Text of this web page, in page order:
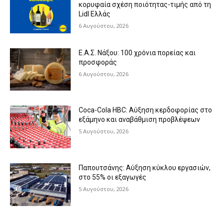
κορυφαία σχέση ποιότητας-τιμής από τη
Lidl Ελλάς
6 Αυγούστου, 2026
Ε.Α.Σ. Νάξου: 100 χρόνια πορείας και
προσφοράς
6 Αυγούστου, 2026
Coca-Cola HBC: Αύξηση κερδοφορίας στο
εξάμηνο και αναβάθμιση προβλέψεων
5 Αυγούστου, 2026
Παπουτσάνης: Αύξηση κύκλου εργασιών,
στο 55% οι εξαγωγές
5 Αυγούστου, 2026